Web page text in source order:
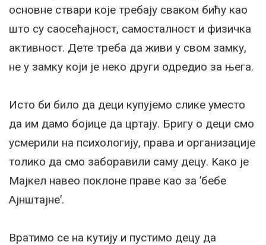
основне ствари које требају сваком бићу као
што су саосећајност, самосталност и физичка
активност. Дете треба да живи у свом замку,
не у замку који је неко други одредио за њега.
Исто би било да деци купујемо слике уместо
да им дамо бојице да цртају. Бригу о деци смо
усмерили на психологију, права и организације
толико да смо заборавили саму децу. Kако је
Мајкел навео поклоне праве као за ’бебе
Ајнштајне’.
Вратимо се на кутију и пустимо децу да